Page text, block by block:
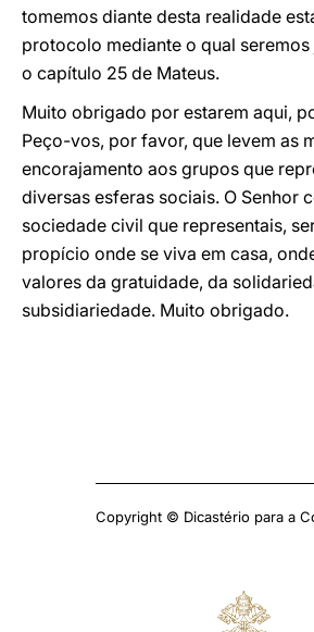
tomemos diante desta realidade
protocolo mediante o qual
o capítulo 25 de Mateus.
Muito obrigado por estarem aqui,
Peço-vos, por favor, que levem as
encorajamento aos grupos que
diversas esferas sociais. O Senhor
sociedade civil que representais,
propício onde se viva em casa,
valores da gratuidade, da
subsidiariedade. Muito obrigado.
Copyright © Dicastério para a